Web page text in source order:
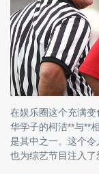
在娱乐圈这个充满
华学子的柯洁**与**
是其中之一。这个
也为综艺节目注入了